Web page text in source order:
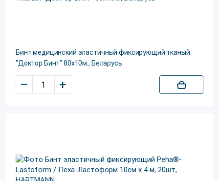
Бинт медицинский эластичный фиксирующий тканый
"Доктор Бинт" 80х10м., Беларусь
– +